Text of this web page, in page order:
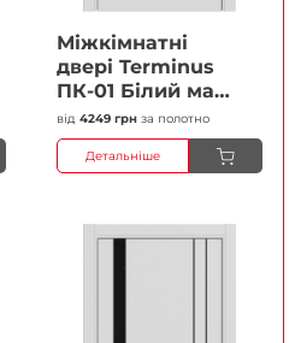
Міжкімнатні
двері Terminus
ПК-01 Білий мат
(Термінус) Глухі
Плівка
від 4249 грн за полотно
Детальніше